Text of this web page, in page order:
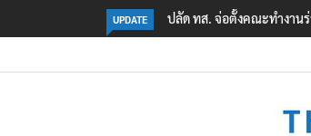
UPDATE คืบหน้าเหตุกราดยิงโรงเรีย